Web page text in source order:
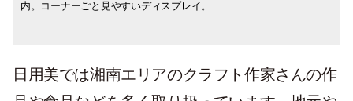
内。コーナーごと見やすいディスプレイ。
の什器もどれもぴったりとはまっています
納のお手本になります。
の緑も絵画のようでタイムスリップしたよ
日用美では湘南エリアのクラフト作家さんの作